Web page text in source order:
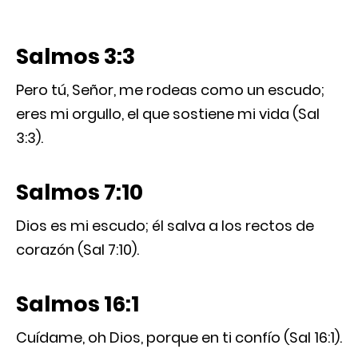
Salmos 3:3
Pero tú, Señor, me rodeas como un escudo;
eres mi orgullo, el que sostiene mi vida (Sal
3:3).
Salmos 7:10
Dios es mi escudo; él salva a los rectos de
corazón (Sal 7:10).
Salmos 16:1
Cuídame, oh Dios, porque en ti confío (Sal 16:1).